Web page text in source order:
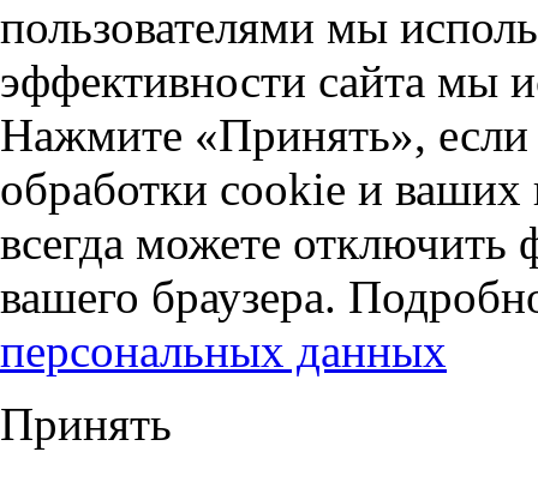
пользователями мы
эффективности сайта мы
Нажмите «Принять», если
обработки cookie и
всегда можете отключить
вашего браузера.
персональных данных
Принять